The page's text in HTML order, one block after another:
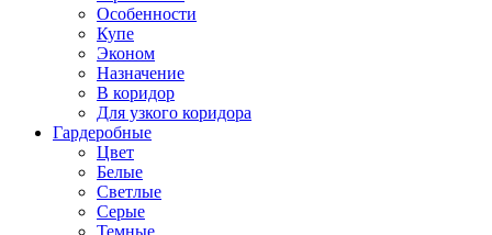
Особенности
Купе
Эконом
Назначение
В коридор
Для узкого коридора
Гардеробные
Цвет
Белые
Светлые
Серые
Темные